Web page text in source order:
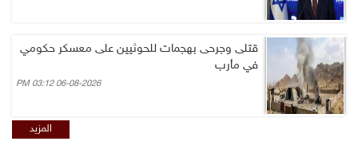
قتلى وجرحى بهجمات للحوثيين على معسكر حكومي
في مأرب
06-08-2026 03:12 PM
المزيد